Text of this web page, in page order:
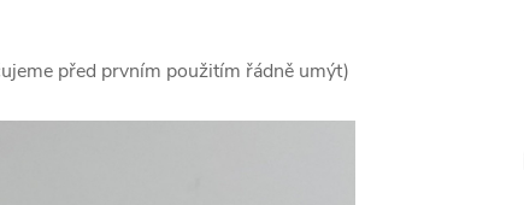
před prvním použitím řádně umýt)